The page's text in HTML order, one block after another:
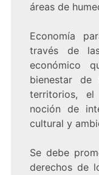
áreas de
Economía
través de
económico
bienestar
territorios,
noción de
cultural y
Se debe
derechos de